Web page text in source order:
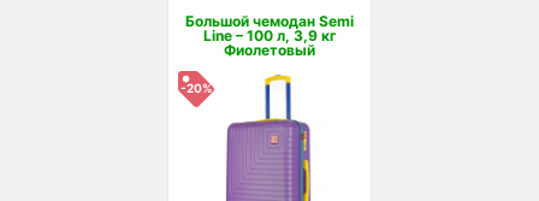
Большой чемодан Semi
Line – 100 л, 3,9 кг
Фиолетовый
-20%